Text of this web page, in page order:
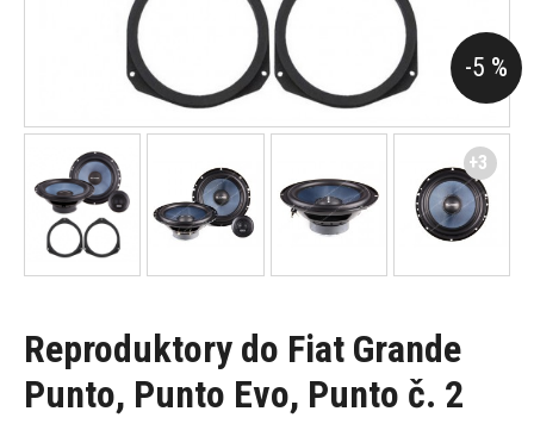
Reproduktory do Fiat Grande
Punto, Punto Evo, Punto č. 2
-5 %
+3